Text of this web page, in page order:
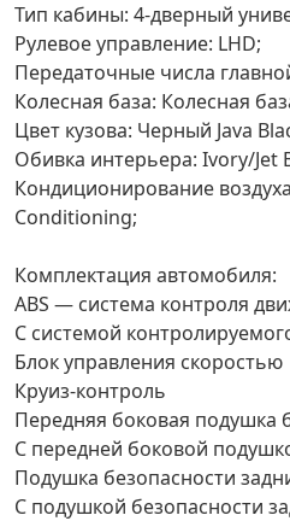
Тип кабины: 4-дверный
Рулевое управление: LHD;
Передаточные числа
Колесная база: Колесная
Цвет кузова: Черный Java
Обивка интерьера: Ivory/Jet
Кондиционирование
Conditioning;
Комплектация автомобиля:
ABS — система контроля
С системой
Блок управления скоростью
Круиз-контроль
Передняя боковая подушка
С передней боковой
Подушка безопасности
С подушкой безопасности